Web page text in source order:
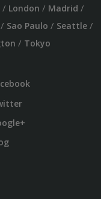
/ London / Madrid /
/ Sao Paulo / Seattle/
/ Tokyo